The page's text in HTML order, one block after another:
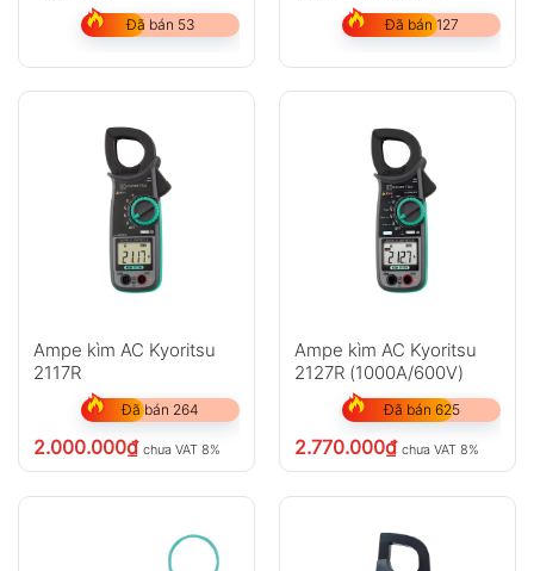
Đã bán 53 Đã bán 127
Ampe kìm AC Kyoritsu
2117R
Đã bán 264
2.000.000₫ chưa VAT 8%
Ampe kìm AC Kyoritsu
2127R (1000A/600V)
Đã bán 625
2.770.000₫ chưa VAT 8%